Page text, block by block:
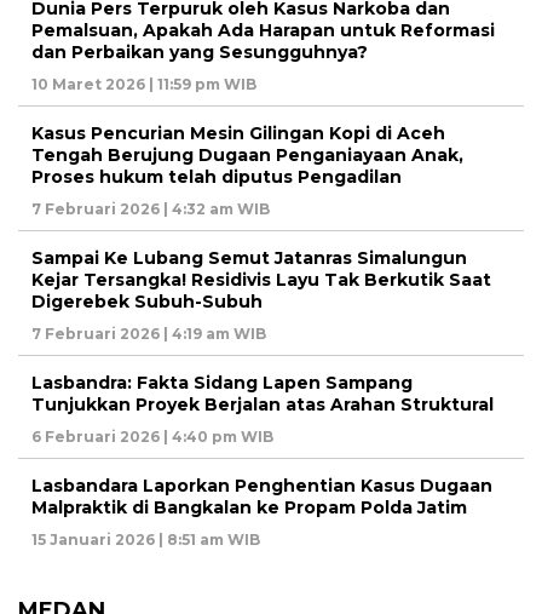
Dunia Pers Terpuruk oleh Kasus Narkoba dan
Pemalsuan, Apakah Ada Harapan untuk Reformasi
dan Perbaikan yang Sesungguhnya?
10 Maret 2026 | 11:59 pm WIB
Kasus Pencurian Mesin Gilingan Kopi di Aceh
Tengah Berujung Dugaan Penganiayaan Anak,
Proses hukum telah diputus Pengadilan
7 Februari 2026 | 4:32 am WIB
Sampai Ke Lubang Semut Jatanras Simalungun
Kejar Tersangka! Residivis Layu Tak Berkutik Saat
Digerebek Subuh-Subuh
7 Februari 2026 | 4:19 am WIB
Lasbandra: Fakta Sidang Lapen Sampang
Tunjukkan Proyek Berjalan atas Arahan Struktural
6 Februari 2026 | 4:40 pm WIB
Lasbandara Laporkan Penghentian Kasus Dugaan
Malpraktik di Bangkalan ke Propam Polda Jatim
15 Januari 2026 | 8:51 am WIB